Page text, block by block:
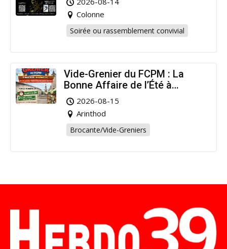
Colonne
Soirée ou rassemblement convivial
Vide-Grenier du FCPM : La
Bonne Affaire de l’Été à
Arinthod !
2026-08-15
Arinthod
Brocante/Vide-Greniers